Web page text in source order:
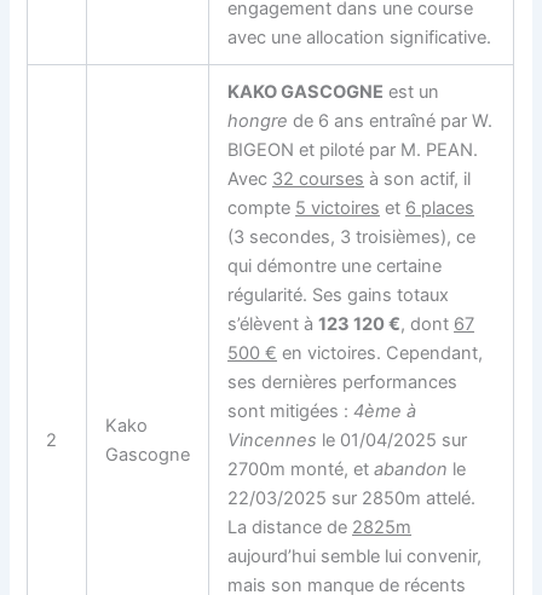
engagement dans une course
avec une allocation significative.
2
Kako
Gascogne
KAKO GASCOGNE est un
hongre de 6 ans entraîné par W.
BIGEON et piloté par M. PEAN.
Avec 32 courses à son actif, il
compte 5 victoires et 6 places
(3 secondes, 3 troisièmes), ce
qui démontre une certaine
régularité. Ses gains totaux
s’élèvent à123 120 €, dont 67
500 € en victoires. Cependant,
ses dernières performances
sont mitigées :4ème à
Vincennes le 01/04/2025 sur
2700m monté, etabandon le
22/03/2025 sur 2850m attelé.
La distance de 2825m
aujourd’hui semble lui convenir,
mais son manque de récents